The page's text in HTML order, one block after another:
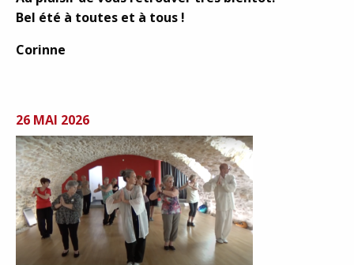
Bel été à toutes et à tous !
Corinne
26 MAI 2026